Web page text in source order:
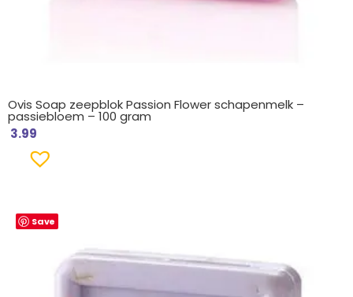
Ovis Soap zeepblok Passion Flower schapenmelk –
passiebloem – 100 gram
3.99
Save